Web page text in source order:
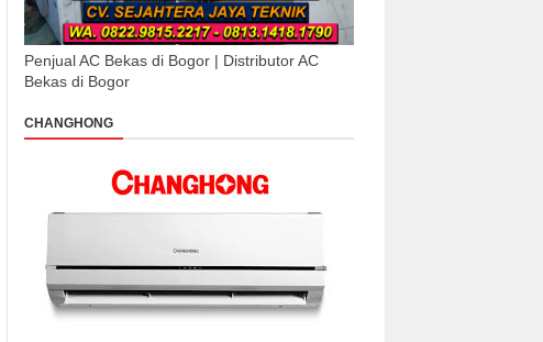
Penjual AC Bekas di Bogor | Distributor AC
Bekas di Bogor
CHANGHONG